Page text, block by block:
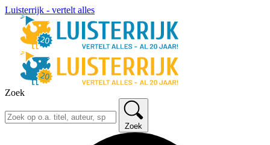
Luisterrijk - vertelt alles
Zoek
Zoek